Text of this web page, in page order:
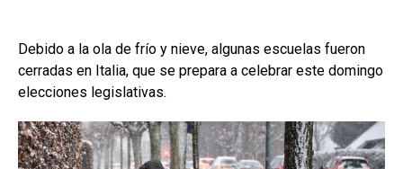
Debido a la ola de frío y nieve, algunas escuelas fueron
cerradas en Italia, que se prepara a celebrar este domingo
elecciones legislativas.